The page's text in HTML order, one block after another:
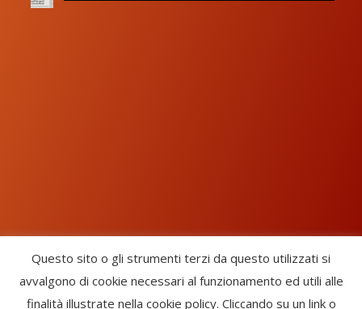
Chorus Inside - International Choral Federation - APS Ente Terzo
Questo sito o gli strumenti terzi da questo utilizzati si
avvalgono di cookie necessari al funzionamento ed utili alle
finalità illustrate nella cookie policy. Cliccando su un link o